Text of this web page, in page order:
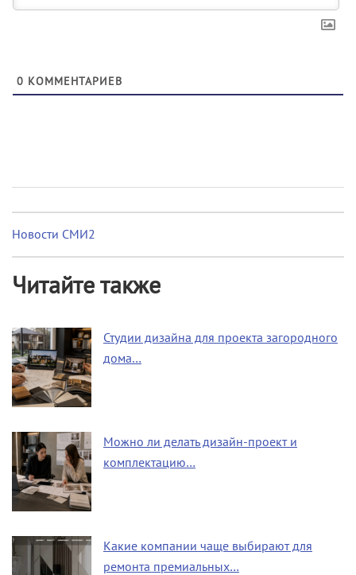
0 КОММЕНТАРИЕВ
Новости СМИ2
Читайте также
Студии дизайна для проекта загородного
дома…
Можно ли делать дизайн-проект и
комплектацию…
Какие компании чаще выбирают для
ремонта премиальных…